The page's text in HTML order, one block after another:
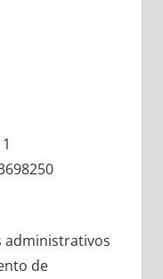
administrativos
dе